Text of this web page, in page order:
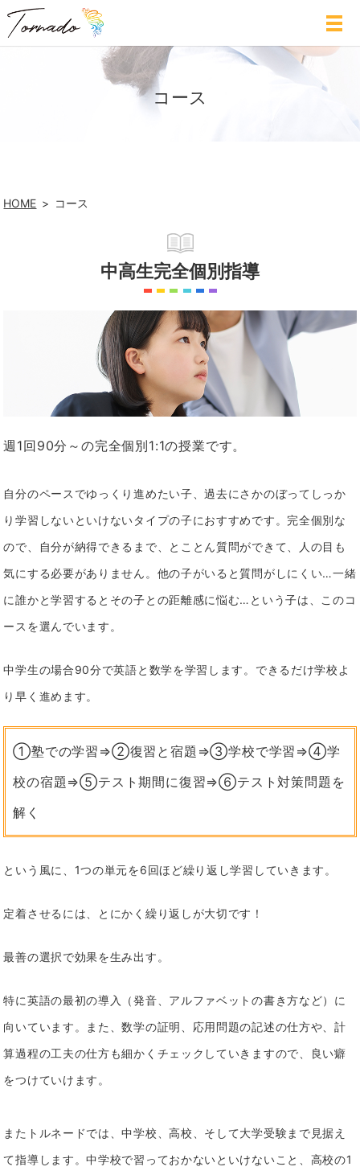
コース
HOME コース
中高生完全個別指導
週1回90分～の完全個別1:1の授業です。
自分のペースでゆっくり進めたい子、過去にさかのぼってしっか
り学習しないといけないタイプの子におすすめです。完全個別な
ので、自分が納得できるまで、とことん質問ができて、人の目も
気にする必要がありません。他の子がいると質問がしにくい…一緒
に誰かと学習するとその子との距離感に悩む…という子は、このコ
ースを選んでいます。
中学生の場合90分で英語と数学を学習します。できるだけ学校よ
り早く進めます。
①塾での学習⇒②復習と宿題⇒③学校で学習⇒④学
校の宿題⇒⑤テスト期間に復習⇒⑥テスト対策問題を
解く
という風に、1つの単元を6回ほど繰り返し学習していきます。
定着させるには、とにかく繰り返しが大切です！
最善の選択で効果を生み出す。
特に英語の最初の導入（発音、アルファベットの書き方など）に
向いています。また、数学の証明、応用問題の記述の仕方や、計
算過程の工夫の仕方も細かくチェックしていきますので、良い癖
をつけていけます。
またトルネードでは、中学校、高校、そして大学受験まで見据え
て指導します。中学校で習っておかないといけないこと、高校の1